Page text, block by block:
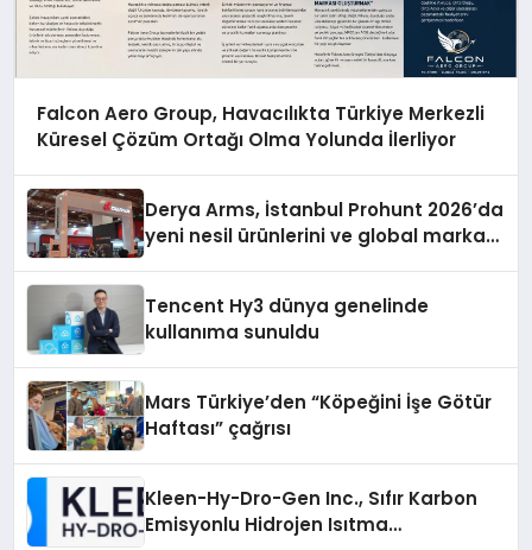
Falcon Aero Group, Havacılıkta Türkiye Merkezli
Küresel Çözüm Ortağı Olma Yolunda İlerliyor
Derya Arms, İstanbul Prohunt 2026’da
yeni nesil ürünlerini ve global marka
Tencent Hy3 dünya genelinde
kullanıma sunuldu
Mars Türkiye’den “Köpeğini İşe Götür
Haftası” çağrısı
Kleen-Hy-Dro-Gen Inc., Sıfır Karbon
Emisyonlu Hidrojen Isıtma